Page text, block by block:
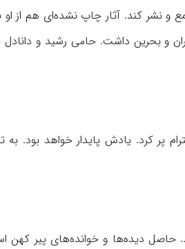
و نشر کند. آثار چاپ نشده‌ای هم از
و بحرین داشت. حامی رشید و
پر کرد. یادش پایدار خواهد
حاصل دیده‌ها و خوانده‌های پیر کهن